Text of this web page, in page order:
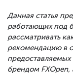
Данная статья
работающих под
рассматривать
рекомендацию в
брендом FXOpen,